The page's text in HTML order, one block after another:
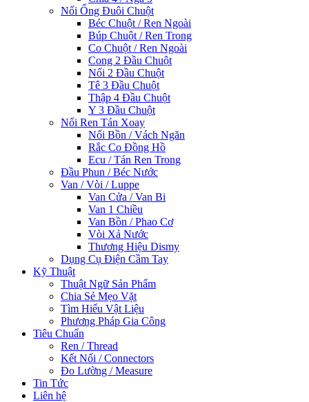
Nối Ống Đuôi Chuột
Béc Chuột / Ren Ngoài
Búp Chuột / Ren Trong
Co Chuột / Ren Ngoài
Cong 2 Đầu Chuột
Nối 2 Đầu Chuột
Tê 3 Đầu Chuột
Thập 4 Đầu Chuột
Y 3 Đầu Chuột
Nối Ren Tán Xoay
Nối Bồn / Vách Ngăn
Rắc Co Đồng Hồ
Ecu / Tán Ren Trong
Đầu Phun / Béc Nước
Van / Vòi / Luppe
Van Cửa / Van Bi
Van 1 Chiều
Van Bồn / Phao Cơ
Vòi Xả Nước
Thương Hiệu Dismy
Dụng Cụ Điện Cầm Tay
Kỹ Thuật
Thuật Ngữ Sản Phẩm
Chia Sẻ Mẹo Vặt
Tìm Hiểu Vật Liệu
Phương Pháp Gia Công
Tiêu Chuẩn
Ren / Thread
Kết Nối / Connectors
Đo Lường / Measure
Tin Tức
Liên hệ